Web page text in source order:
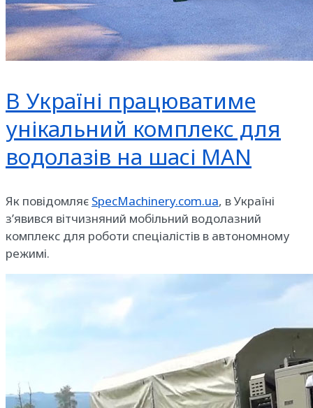
В Україні працюватиме
унікальний комплекс для
водолазів на шасі MAN
Як повідомляє SpecMachinery.com.ua, в Україні
з’явився вітчизняний мобільний водолазний
комплекс для роботи спеціалістів в автономному
режимі.